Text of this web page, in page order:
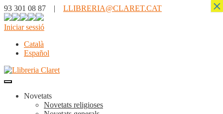
93 301 08 87 | LLIBRERIA@CLARET.CAT
Iniciar sessió
Català
Español
Novetats
Novetats religioses
×